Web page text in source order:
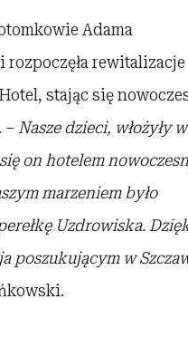
Adama
rewitalizacje
stając się
– Nasze dzieci, włożyły w
on hotelem
marzeniem było
łkę Uzdrowiska.
poszukującym w